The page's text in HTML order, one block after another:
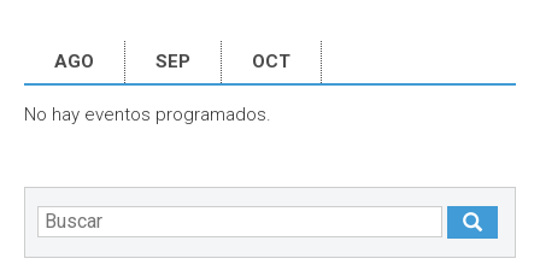
AGO SEP OCT
No hay eventos programados.